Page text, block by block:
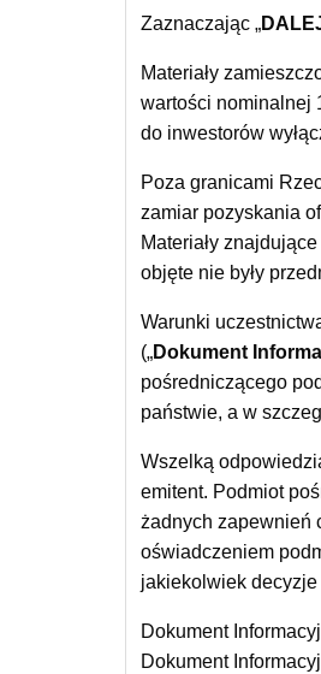
Zaznaczając „
Materiały
wartości nominalnej
do inwestorów
Poza granicami
zamiar pozyskania
Materiały
objęte nie były
Warunki
(„Dokument
pośredniczącego
państwie, a w
Wszelką
emitent. Podmiot
żadnych zapewnień
oświadczeniem
jakiekolwiek
Dokument
Dokument